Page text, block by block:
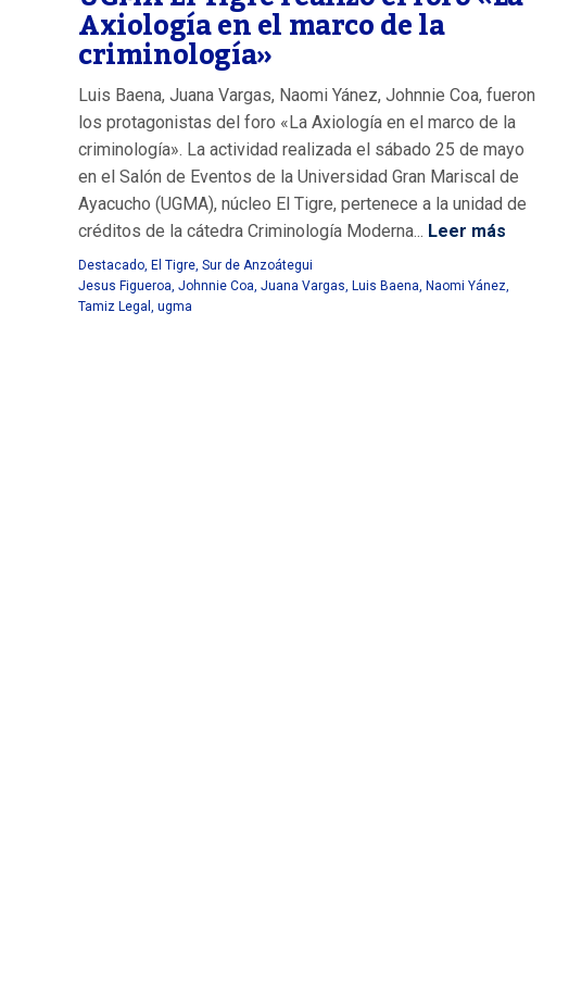
Axiología en el marco de la
criminología»
Luis Baena, Juana Vargas, Naomi Yánez, Johnnie Coa, fueron
los protagonistas del foro «La Axiología en el marco de la
criminología». La actividad realizada el sábado 25 de mayo
en el Salón de Eventos de la Universidad Gran Mariscal de
Ayacucho (UGMA), núcleo El Tigre, pertenece a la unidad de
créditos de la cátedra Criminología Moderna... Leer más
Destacado, El Tigre, Sur de Anzoátegui
Jesus Figueroa, Johnnie Coa, Juana Vargas, Luis Baena, Naomi Yánez,
Tamiz Legal , ugma